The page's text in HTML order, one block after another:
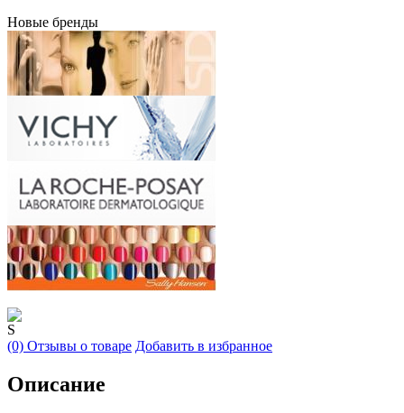
Новые бренды
S
(0) Отзывы о товаре Добавить в избранное
Описание